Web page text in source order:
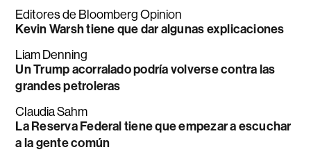
Editores de Bloomberg Opinion
Kevin Warsh tiene que dar algunas explicaciones
Liam Denning
Un Trump acorralado podría volverse contra las
grandes petroleras
Claudia Sahm
La Reserva Federal tiene que empezar a escuchar
a la gente común